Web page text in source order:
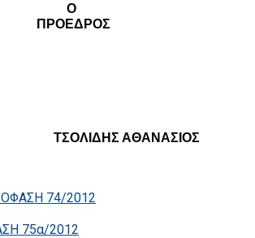
Ο
ΠΡΟΕΔΡΟΣ
ΤΣΟΛΙΔΗΣ ΑΘΑΝΑΣΙΟΣ
74/2012
75α/2012